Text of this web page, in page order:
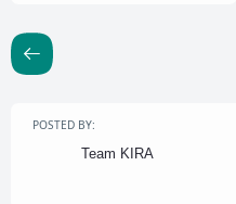
POSTED BY:
Team KIRA